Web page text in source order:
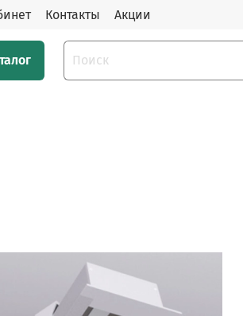
Контакты Акции